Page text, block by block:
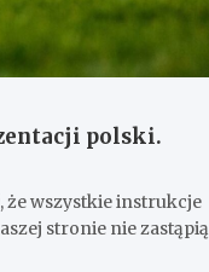
polski.
że wszystkie instrukcje
stronie nie zastąpią